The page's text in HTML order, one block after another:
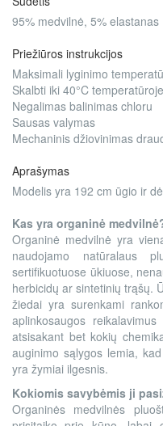
95% medvilnė, 5% elastanas
Priežiūros instrukcijos
Maksimali lyginimo
Skalbti iki 40°C temperatūroje
Negalimas balinimas chloru
Sausas valymas
Mechaninis džiovinimas
Aprašymas
Modelis yra 192 cm ūgio ir
Kas yra organinė
Organinė medvilnė yra
naudojamo natūralaus
sertifikuotuose ūkiuose,
herbicidų ar sintetinių trąšų.
žiedai yra surenkami
aplinkosaugos
atsisakant bet kokių
auginimo sąlygos lemia,
yra žymiai ilgesnis.
Kokiomis savybėmis ji
Organinės medvilnės